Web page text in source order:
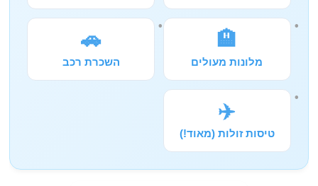
🏨
מלונות מעולים
🚗
השכרת רכב
✈️
טיסות זולות (מאוד!)